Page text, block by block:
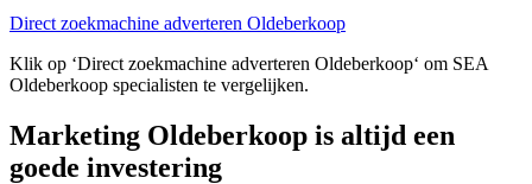
Direct zoekmachine adverteren Oldeberkoop
Klik op ‘Direct zoekmachine adverteren Oldeberkoop‘ om SEA
Oldeberkoop specialisten te vergelijken.
Marketing Oldeberkoop is altijd een
goede investering